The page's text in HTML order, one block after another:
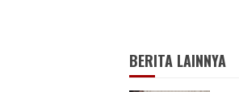
BERITA LAINNYA